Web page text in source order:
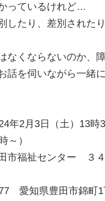
っているけれど…
したり、差別された
なくならないのか、
話を伺いながら一緒
年2月3日（土）13時
～）
市福祉センター ３４
愛知県豊田市錦町1